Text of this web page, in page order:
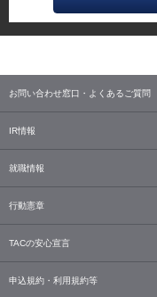
お問い合わせ窓口・よくあるご質問
IR情報
就職情報
行動憲章
TACの安心宣言
申込規約・利用規約等